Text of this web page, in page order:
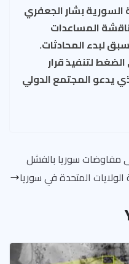
بشار الجعفري
المساعدات
لبدء المحادثات.
لتنفيذ قرار
يدعو المجتمع الدولي
مفاوضات سوريا بالفشل
المتحدة في سوريا